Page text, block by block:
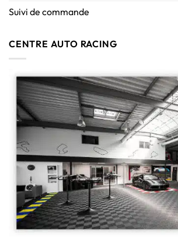
Suivi de commande
CENTRE AUTO RACING